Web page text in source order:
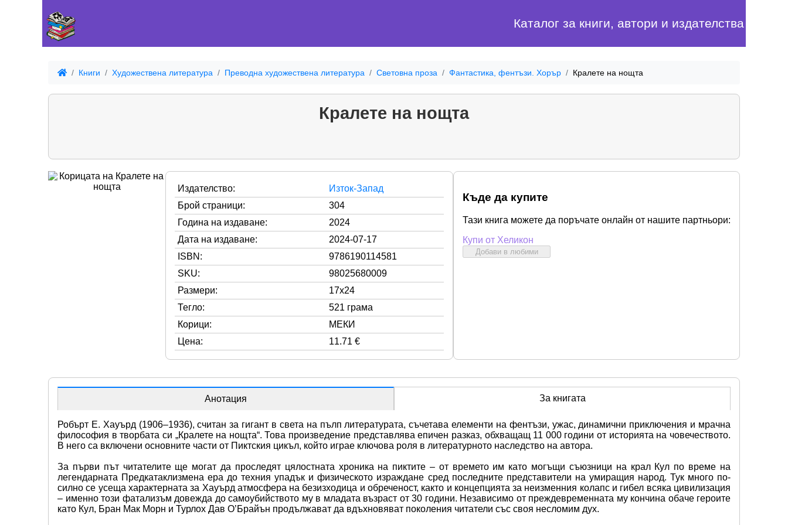
Каталог за книги, автори и издателства
Книги Художествена литература Преводна художествена литература Световна проза Фантастика, фентъзи. Хорър Кралете на нощта
Кралете на нощта
Издателство:
Изток-Запад
Брой страници:
304
Година на издаване:
2024
Дата на издаване:
2024-07-17
ISBN:
9786190114581
SKU:
98025680009
Размери:
17x24
Тегло:
521 грама
Корици:
МЕКИ
Цена:
11.71 €
Къде да купите
Тази книга можете да поръчате онлайн от нашите партньори:
Купи от Хеликон
Добави в любими
Анотация За книгата
Робърт Е. Хауърд (1906–1936), считан за гигант в света на пълп литературата, съчетава елементи на фентъзи, ужас, динамични приключения и мрачна
философия в творбата си „Кралете на нощта“. Това произведение представлява епичен разказ, обхващащ 11 000 години от историята на човечеството.
В него са включени основните части от Пиктския цикъл, който играе ключова роля в литературното наследство на автора.
За първи път читателите ще могат да проследят цялостната хроника на пиктите – от времето им като могъщи съюзници на крал Кул по време на
легендарната Предкатаклизмена ера до техния упадък и физическото израждане сред последните представители на умиращия народ. Тук много по-
силно се усеща характерната за Хауърд атмосфера на безизходица и обреченост, както и концепцията за неизменния колапс и гибел всяка цивилизация
– именно този фатализъм довежда до самоубийството му в младата възраст от 30 години. Независимо от преждевременната му кончина обаче героите
като Кул, Бран Мак Морн и Турлох Дав О’Брайън продължават да вдъхновяват поколения читатели със своя несломим дух.